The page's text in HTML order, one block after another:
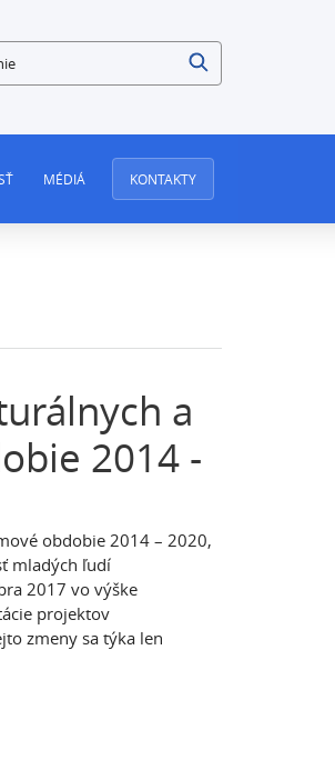
MÉDIÁ KONTAKTY
a
2014 -
obdobie 2014 – 2020,
mladých ľudí
2017 vo výške
projektov
zmeny sa týka len